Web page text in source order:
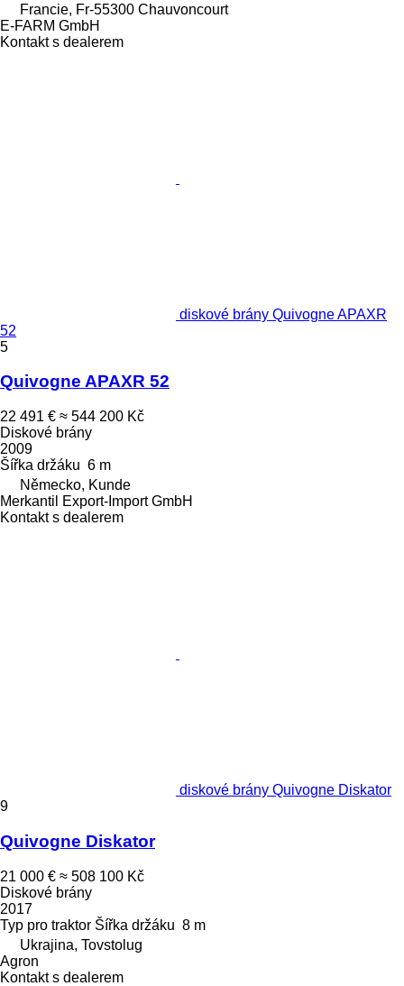
Francie, Fr-55300 Chauvoncourt
E-FARM GmbH
Kontakt s dealerem
diskové brány Quivogne APAXR
52
5
Quivogne APAXR 52
22 491 € ≈ 544 200 Kč
Diskové brány
2009
Šířka držáku 6 m
Německo, Kunde
Merkantil Export-Import GmbH
Kontakt s dealerem
diskové brány Quivogne Diskator
9
Quivogne Diskator
21 000 € ≈ 508 100 Kč
Diskové brány
2017
Typ pro traktor Šířka držáku 8 m
Ukrajina, Tovstolug
Agron
Kontakt s dealerem